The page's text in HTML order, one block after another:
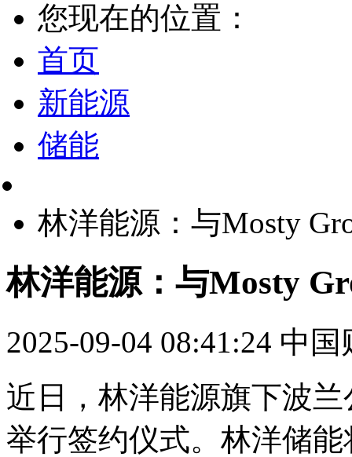
您现在的位置：
首页
新能源
储能
林洋能源：与Mosty
林洋能源：与Mosty
2025-09-04 08:41:24 中国
近日，林洋能源旗下波
举行签约仪式。林洋储